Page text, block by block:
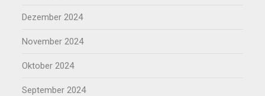
Dezember 2024
November 2024
Oktober 2024
September 2024